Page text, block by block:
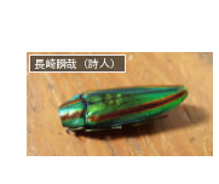
長崎瞬哉（詩人）